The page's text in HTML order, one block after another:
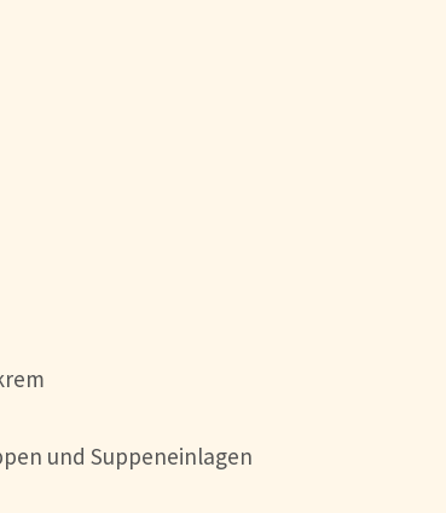
und Suppeneinlagen